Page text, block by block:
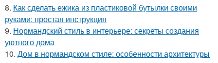
8. Как сделать ежика из пластиковой бутылки своими
руками: простая инструкция
9. Нормандский стиль в интерьере: секреты создания
уютного дома
10. Дом в нормандском стиле: особенности архитектуры